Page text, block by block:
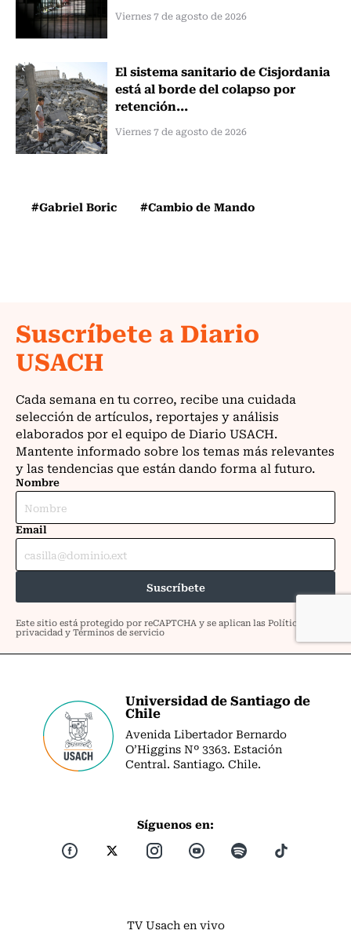
Viernes 7 de agosto de 2026
El sistema sanitario de Cisjordania
está al borde del colapso por
retención...
Viernes 7 de agosto de 2026
#Gabriel Boric #Cambio de Mando
Universidad de Santiago de
Chile
Avenida Libertador Bernardo
O’Higgins Nº 3363. Estación
Central. Santiago. Chile.
Síguenos en:
TV Usach en vivo